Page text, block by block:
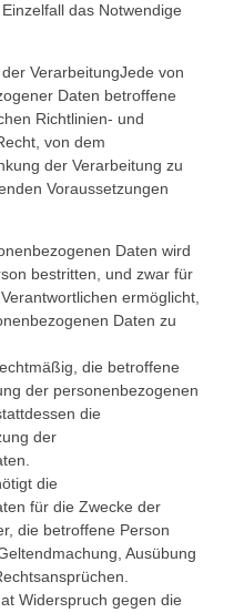
das Notwendige
VerarbeitungJede von
Daten betroffene
Richtlinien- und
von dem
der Verarbeitung zu
Voraussetzungen
Daten wird
bestritten, und zwar für
ermöglicht,
Daten zu
die betroffene
der personenbezogenen
die
der
die
für die Zwecke der
die betroffene Person
Ausübung
Widerspruch gegen die